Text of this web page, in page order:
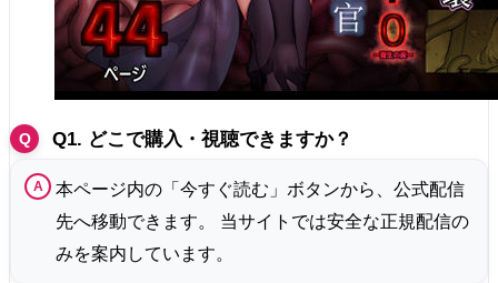
Q1. どこで購入・視聴できますか？
本ページ内の「今すぐ読む」ボタンから、公式配信
先へ移動できます。 当サイトでは安全な正規配信の
みを案内しています。